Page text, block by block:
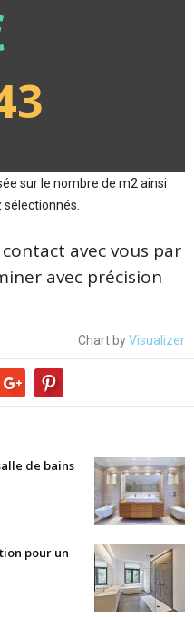
sur le nombre de m2 ainsi
avec vous par
avec précision
Chart byVisualizer
de bains
pour un